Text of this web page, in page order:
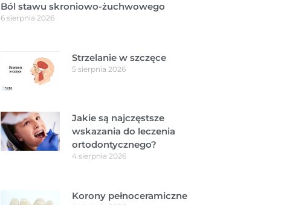
Ból stawu skroniowo-żuchwowego
6 sierpnia 2026
Strzelanie w szczęce
5 sierpnia 2026
Jakie są najczęstsze
wskazania do leczenia
ortodontycznego?
4 sierpnia 2026
Korony pełnoceramiczne